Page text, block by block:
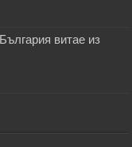
витае из